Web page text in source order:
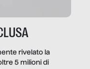
rivelato la
5 milioni di